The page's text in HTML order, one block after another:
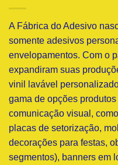
A Fábrica do Adesivo
somente adesivos
envelopamentos. Com o
expandiram suas
vinil lavável
gama de opções
comunicação visual,
placas de setorização,
decorações para festas,
segmentos), banners em